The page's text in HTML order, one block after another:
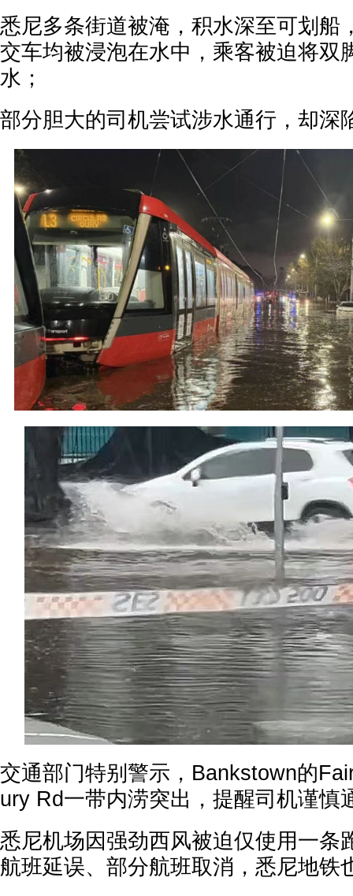
悉尼多条街道被淹，积水深至可划船
交车均被浸泡在水中，乘客被迫将双
水；
部分胆大的司机尝试涉水通行，却深
交通部门特别警示，Bankstown的
ury Rd一带内涝突出，提醒司机谨慎
悉尼机场因强劲西风被迫仅使用一条
航班延误、部分航班取消，悉尼地铁